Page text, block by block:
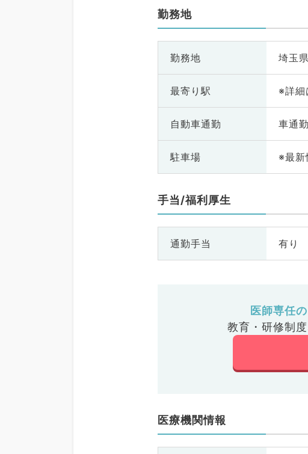
勤務地
勤務地 埼玉
最寄り駅 ※詳細
自動車通勤 車通
駐車場 ※最新
手当/福利厚生
通勤手当 有り
医師専任
教育・研修制
医療機関情報